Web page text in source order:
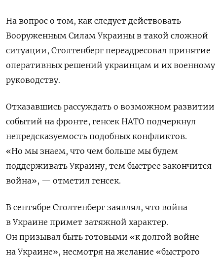
На вопрос о том, как следует действовать
Вооруженным Силам Украины в такой сложной
ситуации, Столтенберг переадресовал принятие
оперативных решений украинцам и их военному
руководству.
Отказавшись рассуждать о возможном развитии
событий на фронте, генсек НАТО подчеркнул
непредсказуемость подобных конфликтов.
«Но мы знаем, что чем больше мы будем
поддерживать Украину, тем быстрее закончится
война», — отметил генсек.
В сентябре Столтенберг заявлял, что война
в Украине примет затяжной характер.
Он призывал быть готовыми «к долгой войне
на Украине», несмотря на желание «быстрого